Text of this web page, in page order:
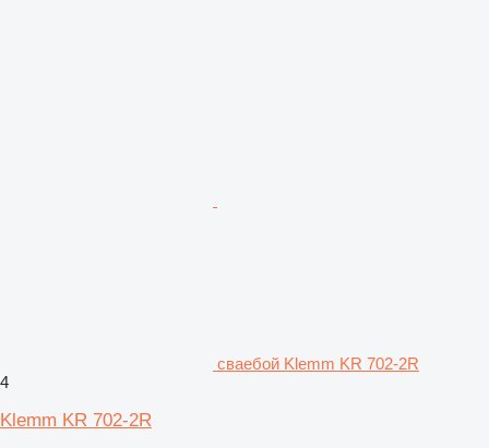
сваебой Klemm KR 702-2R
4
Klemm KR 702-2R